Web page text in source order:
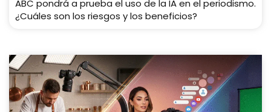
ABC pondrá a prueba el uso de la IA en el periodismo.
¿Cuáles son los riesgos y los beneficios?